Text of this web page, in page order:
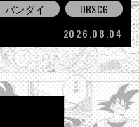
バンダイ
DBSCG
2026.08.04